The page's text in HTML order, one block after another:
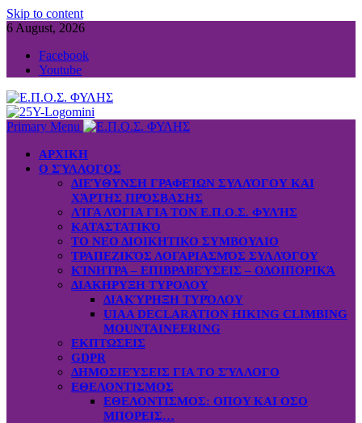
Skip to content
6 August, 2026
Facebook
Youtube
Primary Menu
ΑΡΧΙΚΗ
Ο ΣΎΛΛΟΓΟΣ
ΔΙΕΎΘΥΝΣΗ ΓΡΑΦΕΊΩΝ ΣΥΛΛΌΓΟΥ ΚΑΙ
ΧΆΡΤΗΣ ΠΡΌΣΒΑΣΗΣ
ΛΊΓΑ ΛΌΓΙΑ ΓΙΑ ΤΟΝ Ε.Π.Ο.Σ. ΦΥΛΉΣ
ΚΑΤΑΣΤΑΤΙΚΌ
ΤΟ ΝΕΟ ΔΙΟΙΚΗΤΙΚΟ ΣΥΜΒΟΥΛΙΟ
ΤΡΑΠΕΖΙΚΌΣ ΛΟΓΑΡΙΑΣΜΌΣ ΣΥΛΛΌΓΟΥ
ΚΊΝΗΤΡΑ – ΕΠΙΒΡΑΒΕΎΣΕΙΣ – ΟΔΟΙΠΟΡΙΚΆ
ΔΙΑΚΗΡΥΞΗ ΤΥΡΟΛΟΥ
ΔΙΑΚΎΡΗΞΗ ΤΥΡΌΛΟΥ
UIAA DECLARATION HIKING CLIMBING
MOUNTAINEERING
ΕΚΠΤΩΣΕΙΣ
GDPR
ΔΗΜΟΣΙΕΎΣΕΙΣ ΓΙΑ ΤΟ ΣΎΛΛΟΓΟ
ΕΘΕΛΟΝΤΙΣΜΟΣ
ΕΘΕΛΟΝΤΙΣΜΟΣ: OΠOY KAI ΟΣΟ
ΜΠΟΡΕΙΣ…